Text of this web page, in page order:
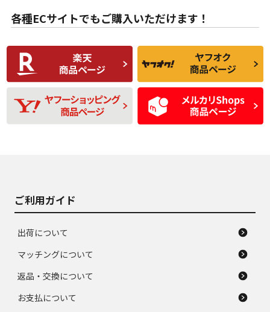
な中古品
んどない中古品
C
比較的きれいな中古
品
C
られるが、使用に問
題のない中古品
D
使用感や目立つ傷が
あり、一般的な中古
品
D
残り溝も少なく、偏
磨耗がみられ、短期
間使用できるくらい
の中古品
各種ECサイトでもご購入いただけます！
ご利用ガイド
出荷について
マッチングについて
返品・交換について
お支払について